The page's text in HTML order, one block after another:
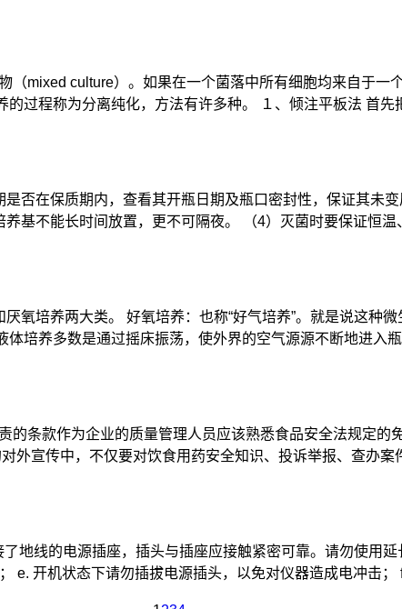
mixed culture）。如果在一个菌落中所有细胞均来自于一
过程称为分离纯化，方法有许多种。 １、倾注平板法 首先
否在保质期内，查看其开瓶日期及瓶口密封性，保证其未
基不能长时间放置，更不可隔夜。 （4）灭菌时要保证恒温
氧培养两大类。 好氧培养：也称“好气培养”。就是说这种
培养多数是通过摇床振荡，使外界的空气源源不断地进入
条款作为企业的质量管理人员应该熟悉食品安全法规定的
外宣传中，不仅要对饮食用药安全知识、投诉举报、查办案
地线的电源插座，插头与插座应接触紧密可靠。请勿使用
e. 开机状态下请勿插拔电源插头，以免对仪器造成电冲击；